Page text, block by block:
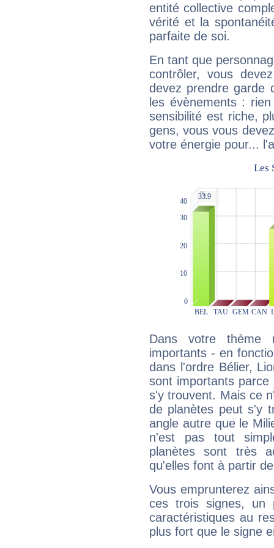
entité collective
vérité et la
parfaite de soi.
En tant que
contrôler, vous
devez prendre garde
les évènements :
sensibilité est riche,
gens, vous vous
votre énergie pour...
Dans votre thème
importants - en
dans l'ordre Bélier,
sont importants parce
s'y trouvent. Mais ce
de planètes peut s'y
angle autre que le
n'est pas tout
planètes sont très
qu'elles font à partir
Vous emprunterez
ces trois signes, un
caractéristiques au
plus fort que le signe